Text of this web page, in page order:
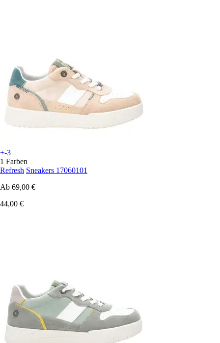
+-3
1 Farben
Refresh Sneakers 17060101
Ab 69,00 €
44,00 €